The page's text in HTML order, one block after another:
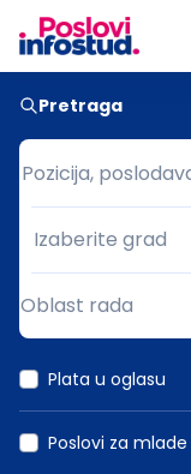
Pretraga
Pozicija,
Pozicija,
Grad
Izaberite grad
Oblast rada
Plata u oglasu
Poslovi za mlade